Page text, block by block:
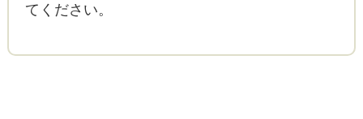
てください。